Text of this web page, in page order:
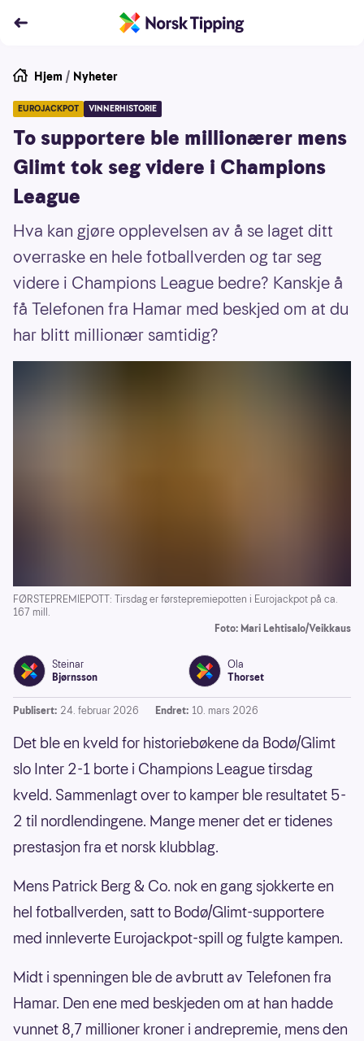
Hjem / Nyheter
EUROJACKPOT VINNERHISTORIE
To supportere ble millionærer mens
Glimt tok seg videre i Champions
League
Hva kan gjøre opplevelsen av å se laget ditt
overraske en hele fotballverden og tar seg
videre i Champions League bedre? Kanskje å
få Telefonen fra Hamar med beskjed om at du
har blitt millionær samtidig?
FØRSTEPREMIEPOTT: Tirsdag er førstepremiepotten i Eurojackpot på ca.
167 mill.
Foto: Mari Lehtisalo/Veikkaus
Steinar
Bjørnsson
Ola
Thorset
Publisert: 24. februar 2026 Endret: 10. mars 2026
Det ble en kveld for historiebøkene da Bodø/Glimt
slo Inter 2-1 borte i Champions League tirsdag
kveld. Sammenlagt over to kamper ble resultatet 5-
2 til nordlendingene. Mange mener det er tidenes
prestasjon fra et norsk klubblag.
Mens Patrick Berg & Co. nok en gang sjokkerte en
hel fotballverden, satt to Bodø/Glimt-supportere
med innleverte Eurojackpot-spill og fulgte kampen.
Midt i spenningen ble de avbrutt av Telefonen fra
Hamar. Den ene med beskjeden om at han hadde
vunnet 8,7 millioner kroner i andrepremie, mens den